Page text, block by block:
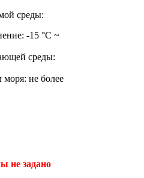
среды:
-15 °С ~
среды:
не более
не задано